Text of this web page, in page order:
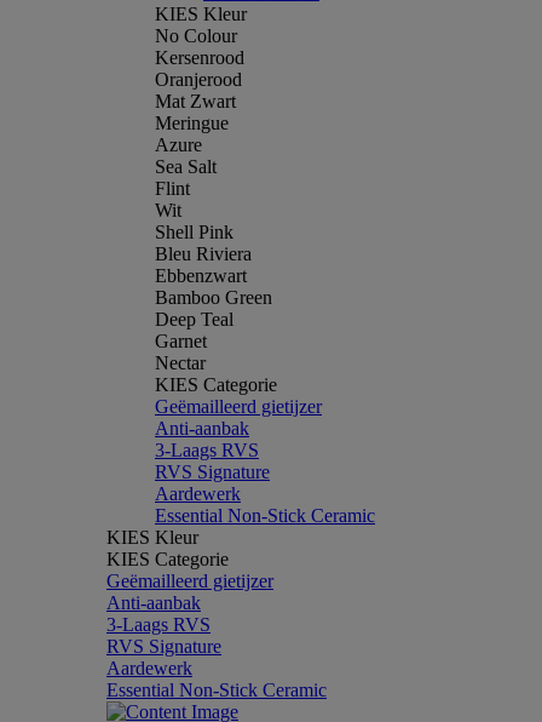
KIES Kleur
No Colour
Kersenrood
Oranjerood
Mat Zwart
Meringue
Azure
Sea Salt
Flint
Wit
Shell Pink
Bleu Riviera
Ebbenzwart
Bamboo Green
Deep Teal
Garnet
Nectar
KIES Categorie
Geëmailleerd gietijzer
Anti-aanbak
3-Laags RVS
RVS Signature
Aardewerk
Essential Non-Stick Ceramic
KIES Kleur
KIES Categorie
Geëmailleerd gietijzer
Anti-aanbak
3-Laags RVS
RVS Signature
Aardewerk
Essential Non-Stick Ceramic